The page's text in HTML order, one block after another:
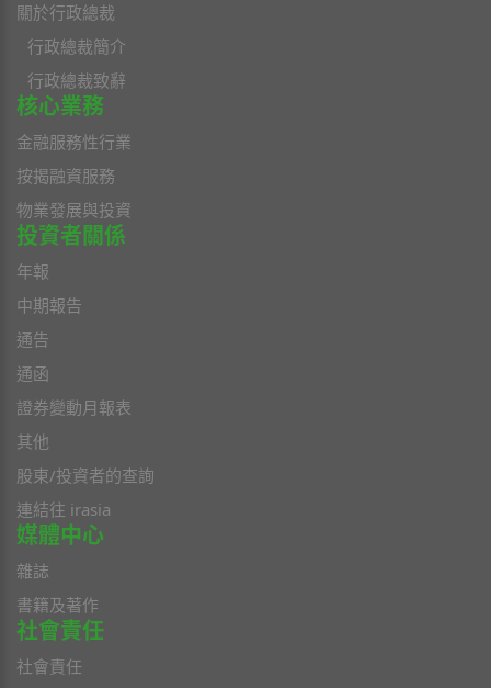
關於行政總裁
行政總裁簡介
行政總裁致辭
核心業務
金融服務性行業
按揭融資服務
物業發展與投資
投資者關係
年報
中期報告
通告
通函
證券變動月報表
其他
股東/投資者的查詢
連結往 irasia
媒體中心
雜誌
書籍及著作
社會責任
社會責任